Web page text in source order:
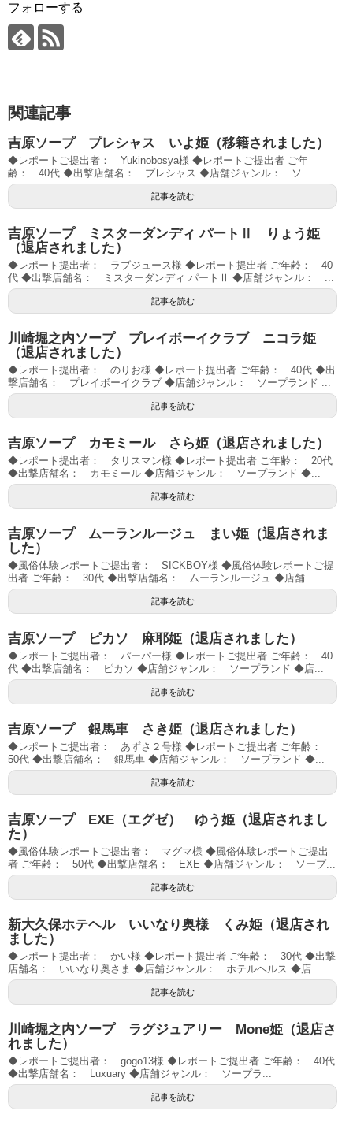
フォローする
関連記事
吉原ソープ プレシャス いよ姫（移籍されました）
◆レポートご提出者： Yukinobosya様 ◆レポートご提出者 ご年
齢： 40代 ◆出撃店舗名： プレシャス ◆店舗ジャンル： ソ...
記事を読む
吉原ソープ ミスターダンディ パートⅡ りょう姫
（退店されました）
◆レポート提出者： ラブジュース様 ◆レポート提出者 ご年齢： 40
代 ◆出撃店舗名： ミスターダンディ パートⅡ ◆店舗ジャンル： ...
記事を読む
川崎堀之内ソープ プレイボーイクラブ ニコラ姫
（退店されました）
◆レポート提出者： のりお様 ◆レポート提出者 ご年齢： 40代 ◆出
撃店舗名： プレイボーイクラブ ◆店舗ジャンル： ソープランド ...
記事を読む
吉原ソープ カモミール さら姫（退店されました）
◆レポート提出者： タリスマン様 ◆レポート提出者 ご年齢： 20代
◆出撃店舗名： カモミール ◆店舗ジャンル： ソープランド ◆...
記事を読む
吉原ソープ ムーランルージュ まい姫（退店されま
した）
◆風俗体験レポートご提出者： SICKBOY様 ◆風俗体験レポートご提
出者 ご年齢： 30代 ◆出撃店舗名： ムーランルージュ ◆店舗...
記事を読む
吉原ソープ ピカソ 麻耶姫（退店されました）
◆レポートご提出者： パーパー様 ◆レポートご提出者 ご年齢： 40
代 ◆出撃店舗名： ピカソ ◆店舗ジャンル： ソープランド ◆店...
記事を読む
吉原ソープ 銀馬車 さき姫（退店されました）
◆レポートご提出者： あずさ２号様 ◆レポートご提出者 ご年齢：
50代 ◆出撃店舗名： 銀馬車 ◆店舗ジャンル： ソープランド ◆...
記事を読む
吉原ソープ EXE（エグゼ） ゆう姫（退店されまし
た）
◆風俗体験レポートご提出者： マグマ様 ◆風俗体験レポートご提出
者 ご年齢： 50代 ◆出撃店舗名： EXE ◆店舗ジャンル： ソープ...
記事を読む
新大久保ホテヘル いいなり奥様 くみ姫（退店され
ました）
◆レポート提出者： かい様 ◆レポート提出者 ご年齢： 30代 ◆出撃
店舗名： いいなり奥さま ◆店舗ジャンル： ホテルヘルス ◆店...
記事を読む
川崎堀之内ソープ ラグジュアリー Mone姫（退店さ
れました）
◆レポートご提出者： gogo13様 ◆レポートご提出者 ご年齢： 40代
◆出撃店舗名： Luxuary ◆店舗ジャンル： ソープラ...
記事を読む